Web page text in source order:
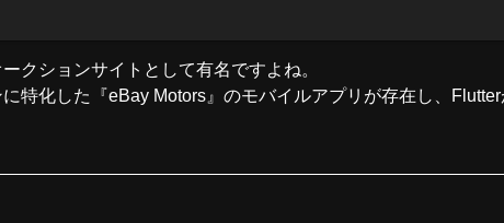
クションサイトとして有名ですよね。
特化した『eBay Motors』のモバイルアプリが存在し、